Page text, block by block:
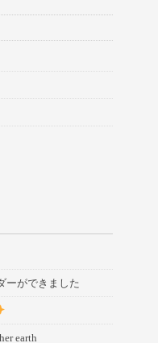
ーができました
earth